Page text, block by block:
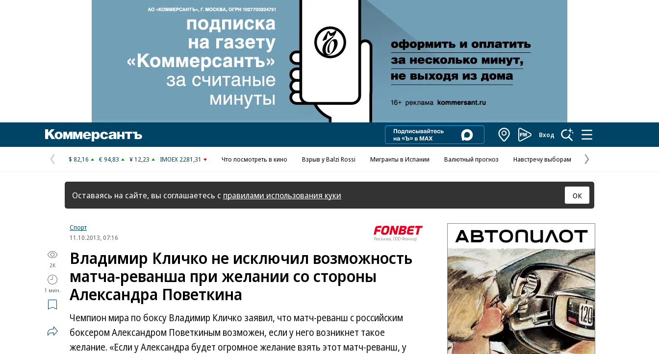
Реклама в «Ъ» www.kommersant.ru/ad
КоммерсантъВход
Предыдущая
страница
$ 82,16 € 94,83 ¥ 12,23 IMOEX 2281,31 Что посмотреть в кино Взрыв у Balzi Rossi Мигранты в Испании Валютный прогноз Навстречу выборам
Следующая
страница
Оставаясь на сайте, вы соглашаетесь с правилами использования куки ОК
Реклама, ООО Фонкор
Спорт
11.10.2013, 07:16
2K
1 мин.
Владимир Кличко не исключил возможность
матча-реванша при желании со стороны
Александра Поветкина
Чемпион мира по боксу Владимир Кличко заявил, что матч-реванш с российским
боксером Александром Поветкиным возможен, если у него возникнет такое
желание. «Если у Александра будет огромное желание взять этот матч-реванш, у